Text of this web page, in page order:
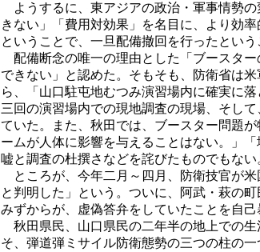
ようするに、東アジアの政治・軍事情勢
きない」「費用対効果」を名目に、より効
ということで、一旦配備撤回を行ったという
配備断念の唯一の理由とした「ブースタ
できない」と認めた。そもそも、防衛省は
ら、「山口駐屯地むつみ演習場内に確実に
三回の演習場内での現地調査の現場、そし
ていた。また、秋田では、ブースター問題
ームが人体に影響を与えることはない。」
嘘と調査の杜撰さなどを詫びたものでもない
ところが、今年二月～四月、防衛技官が
と判明した」という。ついに、阿武・萩の
みずからが、虚偽答弁をしていたことを自
秋田県民、山口県民の二年半の地上での
そ、弾道弾ミサイル防衛態勢の三つの柱の